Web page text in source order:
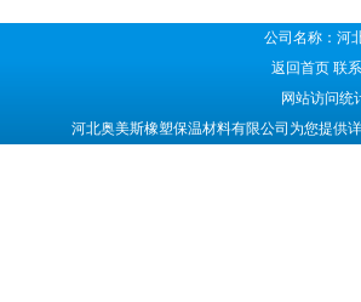
公司名称：河
返回首页 联
网站访问
河北奥美斯橡塑保温材料有限公司为您提供